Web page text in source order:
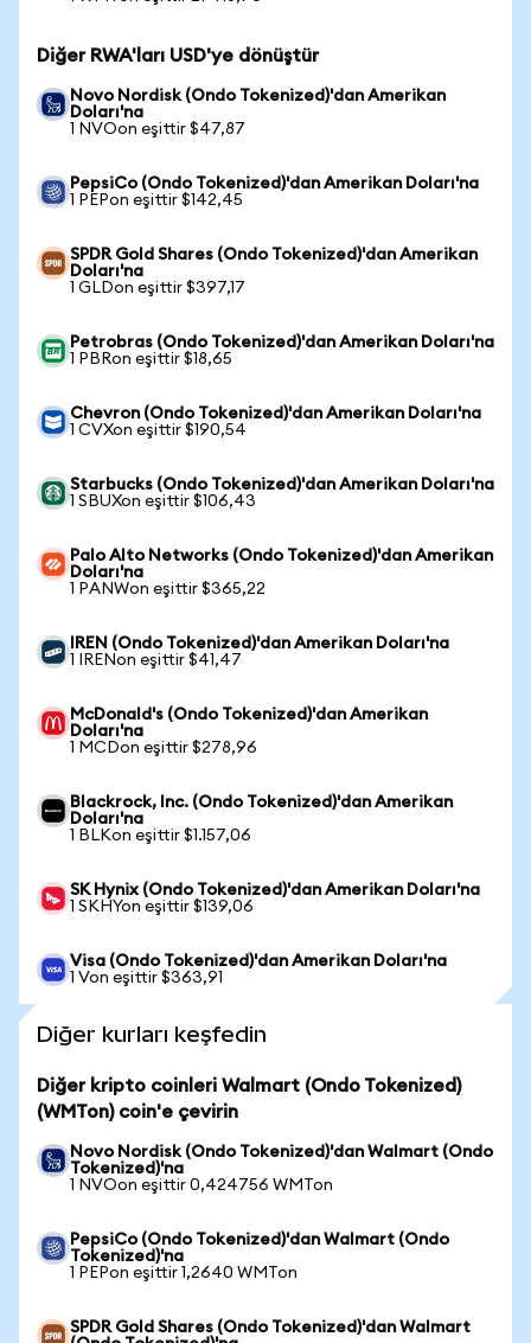
Diğer RWA'ları USD'ye dönüştür
Novo Nordisk (Ondo Tokenized)'dan Amerikan
Doları'na
1 NVOon eşittir $47,87
PepsiCo (Ondo Tokenized)'dan Amerikan Doları'na
1 PEPon eşittir $142,45
SPDR Gold Shares (Ondo Tokenized)'dan Amerikan
Doları'na
1 GLDon eşittir $397,17
Petrobras (Ondo Tokenized)'dan Amerikan Doları'na
1 PBRon eşittir $18,65
Chevron (Ondo Tokenized)'dan Amerikan Doları'na
1 CVXon eşittir $190,54
Starbucks (Ondo Tokenized)'dan Amerikan Doları'na
1 SBUXon eşittir $106,43
Palo Alto Networks (Ondo Tokenized)'dan Amerikan
Doları'na
1 PANWon eşittir $365,22
IREN (Ondo Tokenized)'dan Amerikan Doları'na
1 IRENon eşittir $41,47
McDonald's (Ondo Tokenized)'dan Amerikan
Doları'na
1 MCDon eşittir $278,96
Blackrock, Inc. (Ondo Tokenized)'dan Amerikan
Doları'na
1 BLKon eşittir $1.157,06
SK Hynix (Ondo Tokenized)'dan Amerikan Doları'na
1 SKHYon eşittir $139,06
Visa (Ondo Tokenized)'dan Amerikan Doları'na
1 Von eşittir $363,91
Diğer kurları keşfedin
Diğer kripto coinleri Walmart (Ondo Tokenized)
(WMTon) coin'e çevirin
Novo Nordisk (Ondo Tokenized)'dan Walmart (Ondo
Tokenized)'na
1 NVOon eşittir 0,424756 WMTon
PepsiCo (Ondo Tokenized)'dan Walmart (Ondo
Tokenized)'na
1 PEPon eşittir 1,2640 WMTon
SPDR Gold Shares (Ondo Tokenized)'dan Walmart